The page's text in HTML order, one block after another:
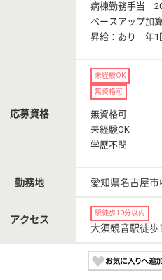
病棟勤務手当
ベースアップ加
昇給：あり 年1
応募資格
未経験OK
無資格可
無資格可
未経験OK
学歴不問
勤務地 愛知県名古屋
アクセス
駅徒歩10分以内
大須観音駅徒歩